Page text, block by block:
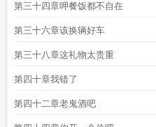
第三十四章呷餐饭都不自在
第三十六章该换辆好车
第三十八章这礼物太贵重
第四十章我错了
第四十二章老鬼酒吧